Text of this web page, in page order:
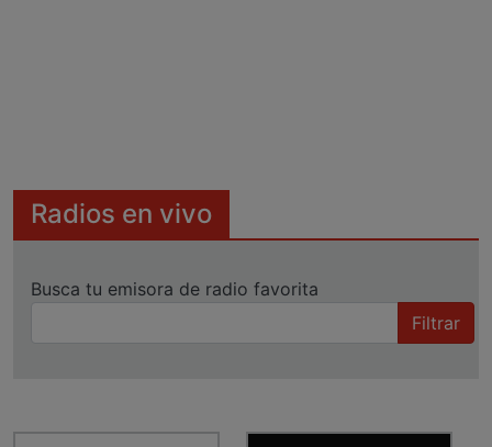
Radios en vivo
Busca tu emisora de radio favorita
Filtrar